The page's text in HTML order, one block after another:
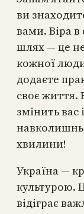
ви
вами. Віра в
шлях — це
кожної
додаєте
своє життя.
змінить
хвилини!
Україна —
культурою.
відіграє